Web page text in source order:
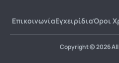
ΕπικοινωνίαΕγχειρίδιαΌροι
Copyright © 2026